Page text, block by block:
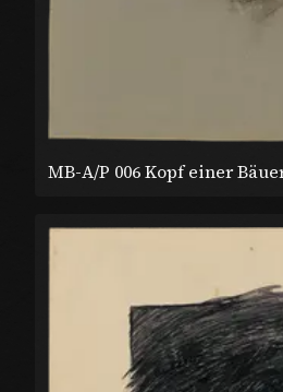
MB-A/P 006 Kopf einer